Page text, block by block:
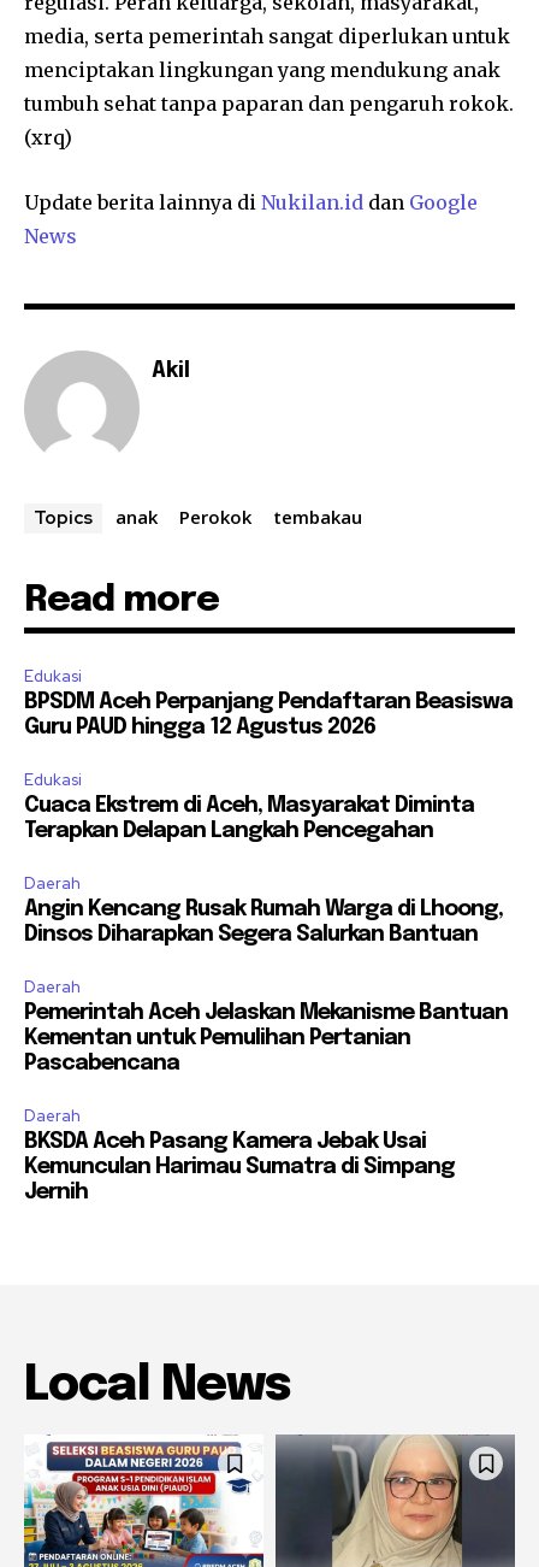
media, serta pemerintah sangat diperlukan untuk
menciptakan lingkungan yang mendukung anak
tumbuh sehat tanpa paparan dan pengaruh rokok.
(xrq)
Update berita lainnya di Nukilan.id dan Google
News
Akil
Topics anak Perokok tembakau
Read more
Edukasi
BPSDM Aceh Perpanjang Pendaftaran Beasiswa
Guru PAUD hingga 12 Agustus 2026
Edukasi
Cuaca Ekstrem di Aceh, Masyarakat Diminta
Terapkan Delapan Langkah Pencegahan
Daerah
Angin Kencang Rusak Rumah Warga di Lhoong,
Dinsos Diharapkan Segera Salurkan Bantuan
Daerah
Pemerintah Aceh Jelaskan Mekanisme Bantuan
Kementan untuk Pemulihan Pertanian
Pascabencana
Daerah
BKSDA Aceh Pasang Kamera Jebak Usai
Kemunculan Harimau Sumatra di Simpang
Jernih
Local News